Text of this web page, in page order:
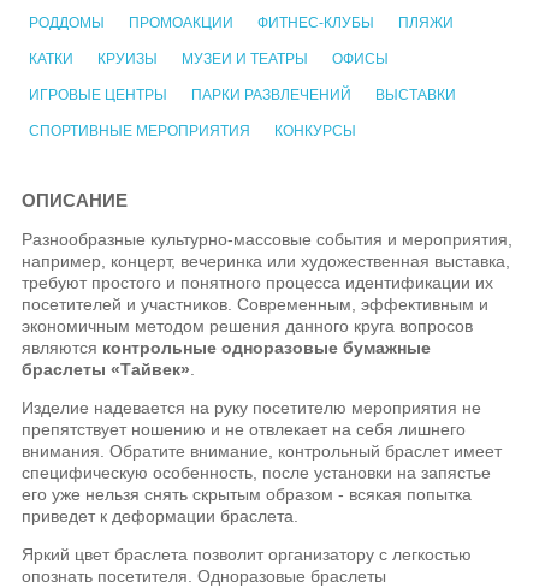
РОДДОМЫ ПРОМОАКЦИИ ФИТНЕС-КЛУБЫ ПЛЯЖИ
КАТКИ КРУИЗЫ МУЗЕИ И ТЕАТРЫ ОФИСЫ
ИГРОВЫЕ ЦЕНТРЫ ПАРКИ РАЗВЛЕЧЕНИЙ ВЫСТАВКИ
СПОРТИВНЫЕ МЕРОПРИЯТИЯ КОНКУРСЫ
ОПИСАНИЕ
Разнообразные культурно-массовые события и мероприятия,
например, концерт, вечеринка или художественная выставка,
требуют простого и понятного процесса идентификации их
посетителей и участников. Современным, эффективным и
экономичным методом решения данного круга вопросов
являются контрольные одноразовые бумажные
браслеты «Тайвек».
Изделие надевается на руку посетителю мероприятия не
препятствует ношению и не отвлекает на себя лишнего
внимания. Обратите внимание, контрольный браслет имеет
специфическую особенность, после установки на запястье
его уже нельзя снять скрытым образом - всякая попытка
приведет к деформации браслета.
Яркий цвет браслета позволит организатору с легкостью
опознать посетителя. Одноразовые браслеты